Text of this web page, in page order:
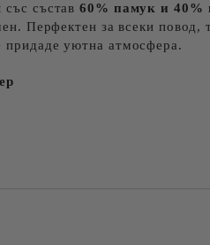
със състав60% памук и 40%
Перфектен за всеки повод,
уютна атмосфера.